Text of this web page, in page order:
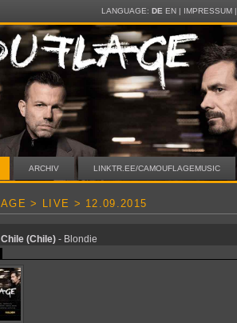
LANGUAGE: DE EN| IMPRESSUM|
ARCHIV LINKTR.EE/CAMOUFLAGEMUSIC
> LIVE > 12.09.2015
(Chile) - Blondie